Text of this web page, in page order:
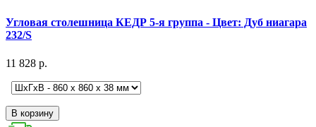
Угловая столешница КЕДР 5-я группа - Цвет: Дуб ниагара
232/S
11 828 р.
В корзину